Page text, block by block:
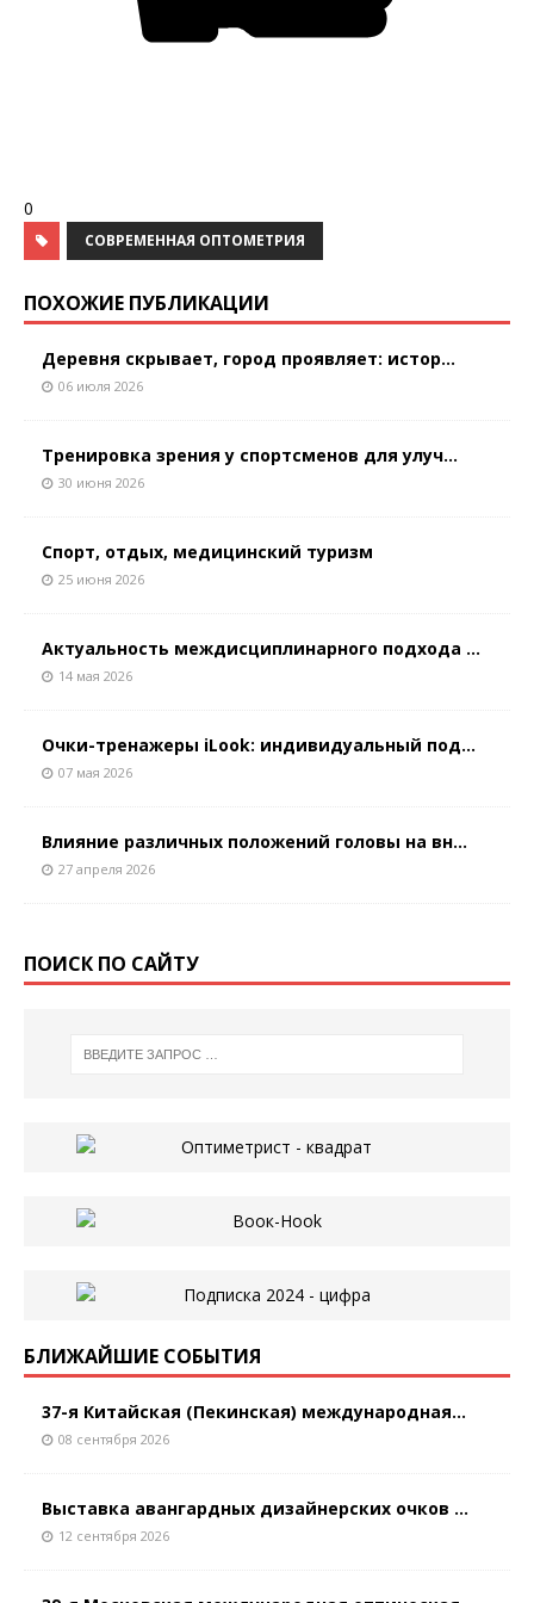
0
СОВРЕМЕННАЯ ОПТОМЕТРИЯ
ПОХОЖИЕ ПУБЛИКАЦИИ
Деревня скрывает, город проявляет: истор...
06 июля 2026
Тренировка зрения у спортсменов для улуч...
30 июня 2026
Спорт, отдых, медицинский туризм
25 июня 2026
Актуальность междисциплинарного подхода ...
14 мая 2026
Очки-тренажеры iLook: индивидуальный под...
07 мая 2026
Влияние различных положений головы на вн...
27 апреля 2026
ПОИСК ПО САЙТУ
БЛИЖАЙШИЕ СОБЫТИЯ
37-я Китайская (Пекинская) международная...
08 сентября 2026
Выставка авангардных дизайнерских очков ...
12 сентября 2026